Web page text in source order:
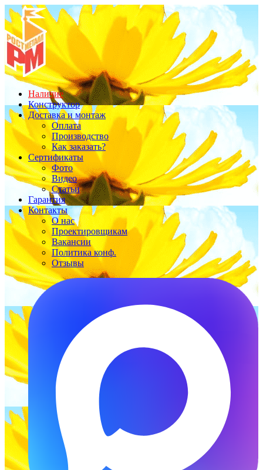
Наличие
Конструктор
Доставка и монтаж
Оплата
Производство
Как заказать?
Сертификаты
Фото
Видео
Статьи
Гарантия
Контакты
О нас
Проектировщикам
Вакансии
Политика конф.
Отзывы